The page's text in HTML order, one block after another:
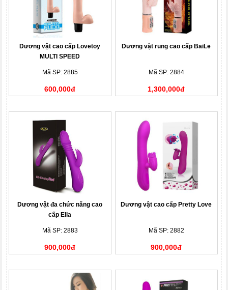
Dương vật cao cấp Lovetoy
MULTI SPEED
Mã SP: 2885
600,000đ
Dương vật rung cao cấp BaiLe
Mã SP: 2884
1,300,000đ
Dương vật đa chức năng cao
cấp Ella
Mã SP: 2883
900,000đ
Dương vật cao cấp Pretty Love
Mã SP: 2882
900,000đ